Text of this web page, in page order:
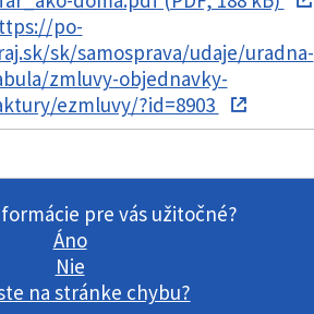
po-
sk/samosprava/udaje/uradna-
zmluvy-objednavky-
ezmluvy/?id=8903
pre vás užitočné?
Áno
Nie
na stránke chybu?